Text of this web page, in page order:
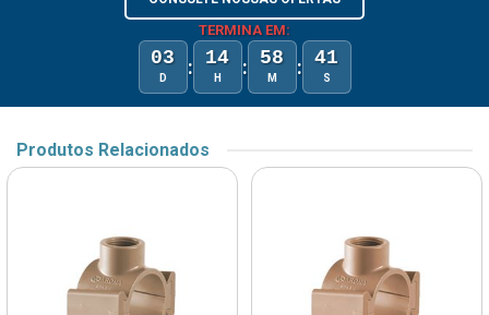
TERMINA EM:
03
D : 14
H : 58
M : 41
S
Produtos Relacionados